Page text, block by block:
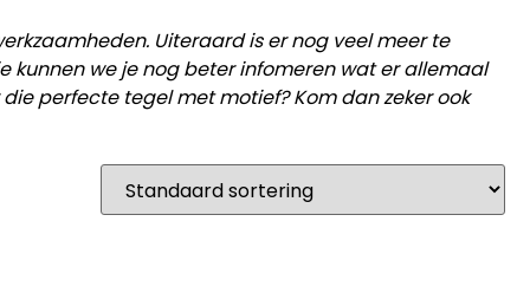
Uiteraard is er nog veel meer te
kunnen we je nog beter infomeren wat er allemaal
perfecte tegel met motief? Kom dan zeker ook